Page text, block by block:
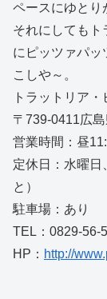
ペースにゆとり
それにしてもト
にピッツァパッ
こしや～。
トラットリア
〒739-0411広
営業時間：昼
定休日：水曜日
と）
駐車場：あり
TEL：0829-56-
HP： http://